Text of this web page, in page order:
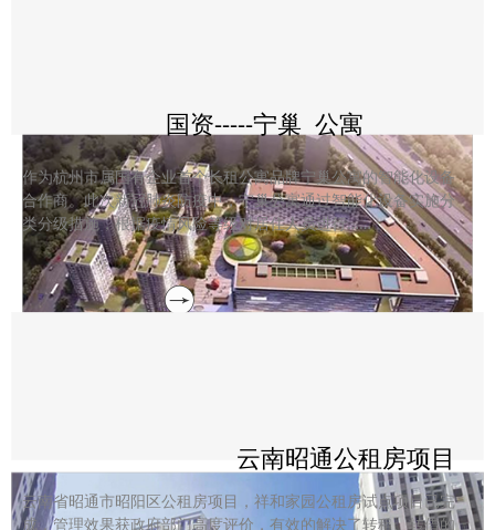
作为杭州市属国有企业首个长租公寓品牌宁巢公寓的智能化设备
合作商。此次新冠肺炎防疫中，宁巢公寓通过智能化设备实施分
类分级措施，根据疫情风险等级对居住人员进行……
国资-----宁巢 公寓
云南省昭通市昭阳区公租房项目，祥和家园公租房试点项目已完
成，管理效果获政府部门高度评价，有效的解决了转租、转借的
云南昭通公租房项目